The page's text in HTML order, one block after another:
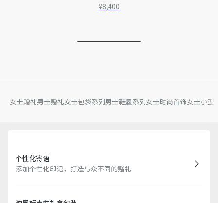
¥8,400
女士赠礼男士赠礼女士包袋系列男士鞋履系列女士时尚首饰女士小型
个性化寄语
添加个性化印记，打造与众不同的赠礼